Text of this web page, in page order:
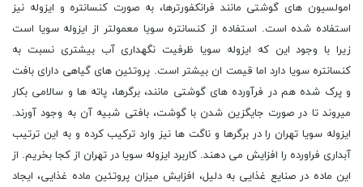
امولسیون های گوشتی مانند فرانکفورترها، به صورت کنسانتره و ایزوله نیز
استفاده شده است. استفاده از کنسانتره سویا معمولتر از ایزوله سویا است
زیرا با وجود این که ایزوله سویا ظرفیت نگهداری آب بیشتری نسبت به
کنسانتره سویا دارد اما قیمت ان بیشتر است. پروتئین های گیاهی دارای بافت
و پرک شده هم در فرآورده های گوشتی مانند، برگرها، پاته ها و سالامی بکار
میروند تا در صورت جایگزین شدن با گوشت، بافتی شبیه آن به وجود آورند.
ایزوله سویا تهران را در برگرها و ناگت ها نیز وارد ترکیب کرده و به این ترتیب
آبداری فراورده را افزایش می دهند. کاربرد ایزوله سویا در تهران از کجا بخریم. از
این ماده در صنایع غذایی به دلیل، افزایش میزان پروتئین ماده غذایی، ایجاد